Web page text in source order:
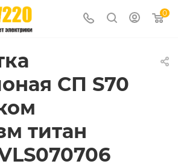
0
СП S70
титан